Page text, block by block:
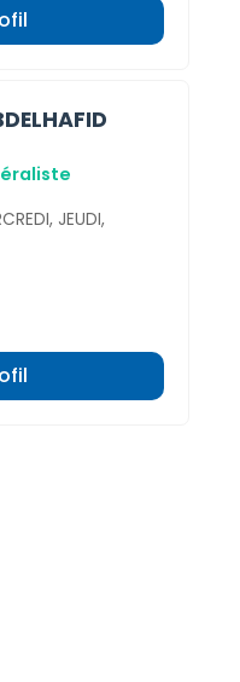
JEUDI,